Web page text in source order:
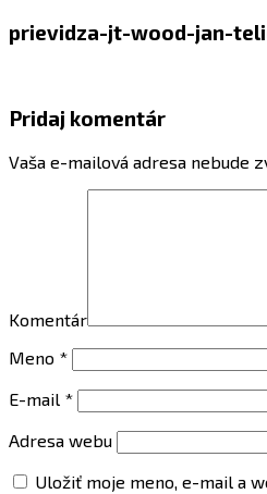
prievidza-jt-wood-jan-
Pridaj komentár
Vaša e-mailová adresa nebude
Komentár
Meno *
E-mail *
Adresa webu
Uložiť moje meno, e-mail a